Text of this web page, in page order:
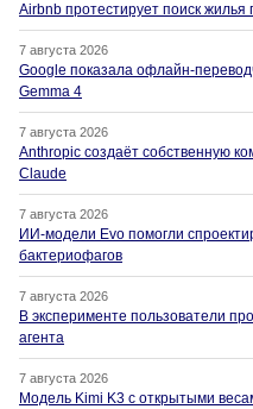
Airbnb протестирует поиск
7 августа 2026
Google показала офлайн-
Gemma 4
7 августа 2026
Anthropic создаёт собственную
Claude
7 августа 2026
ИИ-модели Evo помогли
бактериофагов
7 августа 2026
В эксперименте пользователи
агента
7 августа 2026
Модель Kimi K3 с открытыми